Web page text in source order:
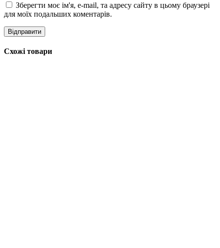
Зберегти моє ім'я, e-mail, та адресу сайту в цьому браузері
для моїх подальших коментарів.
Схожі товари